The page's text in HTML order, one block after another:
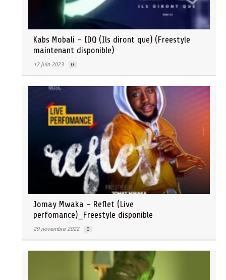
Kabs Mobali – IDQ (Ils diront que) (Freestyle
maintenant disponible)
12 juin 2023 0
Jomay Mwaka – Reflet (Live
perfomance)_Freestyle disponible
29 novembre 2022 0